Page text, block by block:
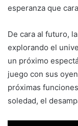
esperanza que
De cara al futuro,
explorando el
un próximo
juego con sus
próximas
soledad, el